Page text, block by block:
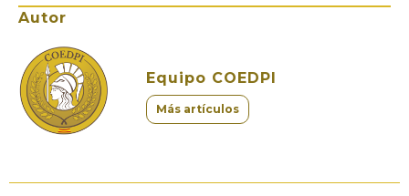
Autor
Equipo COEDPI
Más artículos